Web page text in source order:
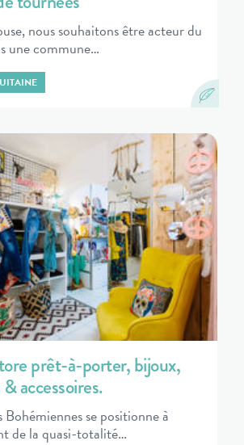
nous souhaitons être acteur du
une commune…
prêt-à-porter, bijoux,
accessoires.
Bohémiennes se positionne à
de la quasi-totalité…